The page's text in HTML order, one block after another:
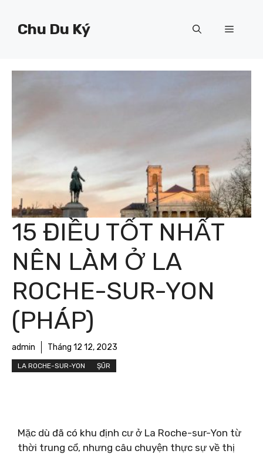
Chu Du Ký Menu
15 ĐIỀU TỐT NHẤT
NÊN LÀM Ở LA
ROCHE-SUR-YON
(PHÁP)
admin Tháng 12 12, 2023
LA ROCHE-SUR-YON ŞŪR
Mặc dù đã có khu định cư ở La Roche-sur-Yon từ
thời trung cổ, nhưng câu chuyện thực sự về thị